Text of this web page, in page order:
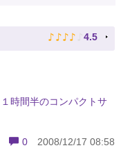
♪ ♪ ♪ ♪ ♪ 4.5
時間半のコンパクトサ
0 2008/12/17 08:58